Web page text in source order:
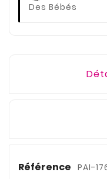
Des Bébés
Référence PAI-